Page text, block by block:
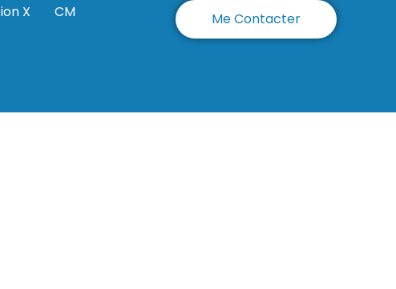
X
CM
Me Contacter